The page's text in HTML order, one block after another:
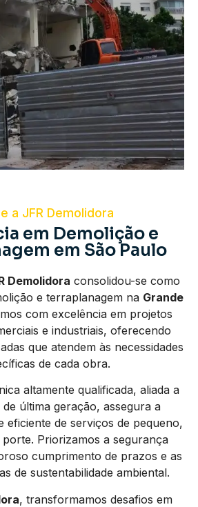
a JFR Demolidora
em Demolição e
em São Paulo
Demolidora consolidou-se como
e terraplanagem na Grande
com excelência em projetos
e industriais, oferecendo
que atendem às necessidades
de cada obra.
altamente qualificada, aliada a
última geração, assegura a
eficiente de serviços de pequeno,
porte. Priorizamos a segurança
cumprimento de prazos e as
de sustentabilidade ambiental.
, transformamos desafios em